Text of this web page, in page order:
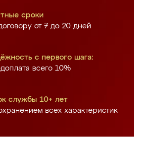
сроки
от 7 до 20 дней
с первого шага:
всего 10%
службы 10+ лет
всех характеристик